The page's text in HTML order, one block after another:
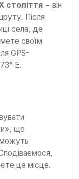
століття − він
Після
села, де
своїм
GPS-
E.
що
можуть
це місце.